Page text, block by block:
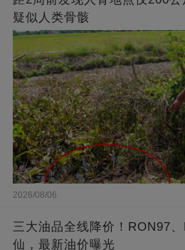
疑似人类骨骸
2026/08/06
三大油品全线降价！RON97
仙，最新油价曝光